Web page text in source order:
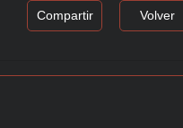
Compartir Volver